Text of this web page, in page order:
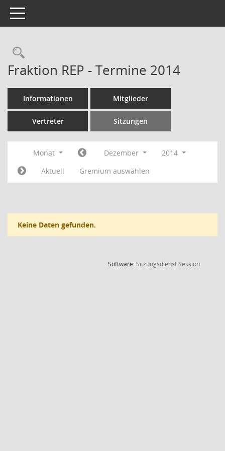
Toggle navigation
Rechercheauswahl
Fraktion REP - Termine 2014
Informationen Mitglieder
Vertreter Sitzungen
Monat Dezember
2014
Aktuell
Gremium auswählen
Keine Daten gefunden.
Software:SitzungsdienstSession(Wird in